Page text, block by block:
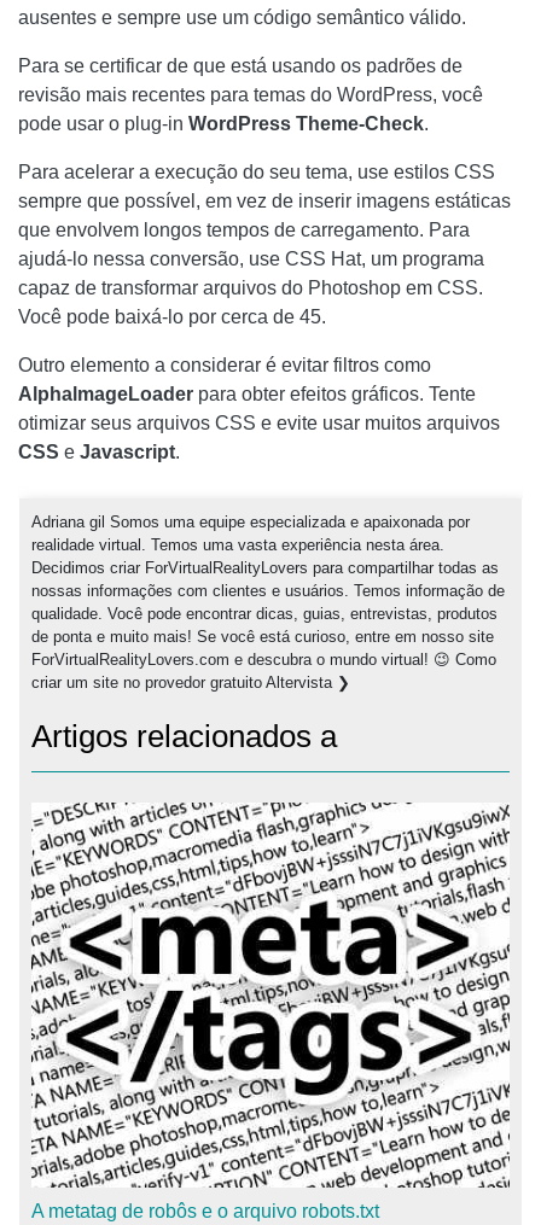
ausentes e sempre use um código semântico válido.
Para se certificar de que está usando os padrões de
revisão mais recentes para temas do WordPress, você
pode usar o plug-in WordPress Theme-Check.
Para acelerar a execução do seu tema, use estilos CSS
sempre que possível, em vez de inserir imagens estáticas
que envolvem longos tempos de carregamento. Para
ajudá-lo nessa conversão, use CSS Hat, um programa
capaz de transformar arquivos do Photoshop em CSS.
Você pode baixá-lo por cerca de 45.
Outro elemento a considerar é evitar filtros como
AlphalmageLoader para obter efeitos gráficos. Tente
otimizar seus arquivos CSS e evite usar muitos arquivos
CSS e Javascript.
Adriana gil Somos uma equipe especializada e apaixonada por
realidade virtual. Temos uma vasta experiência nesta área.
Decidimos criar ForVirtualRealityLovers para compartilhar todas as
nossas informações com clientes e usuários. Temos informação de
qualidade. Você pode encontrar dicas, guias, entrevistas, produtos
de ponta e muito mais! Se você está curioso, entre em nosso site
ForVirtualRealityLovers.com e descubra o mundo virtual! 😉 Como
criar um site no provedor gratuito Altervista ❯
Artigos relacionados a
A metatag de robôs e o arquivo robots.txt